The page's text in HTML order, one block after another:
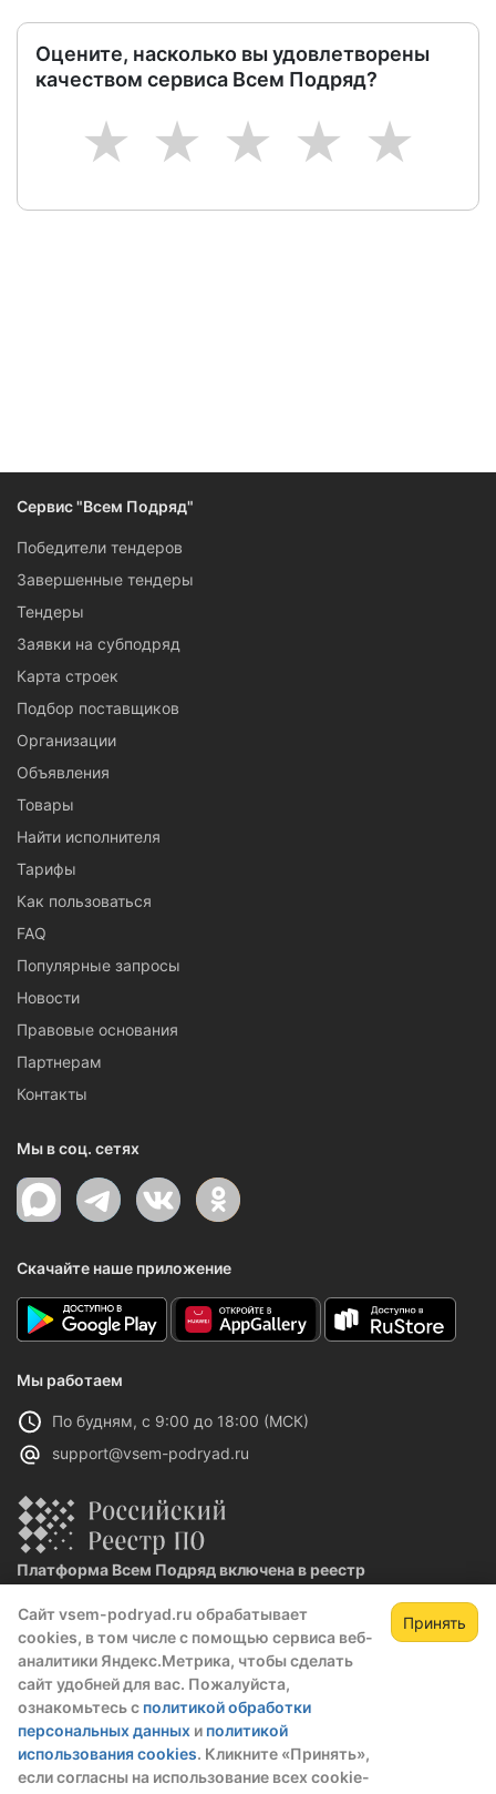
Сайт vsem-podryad.ru обрабатывает
cookies, в том числе с помощью сервиса веб-
аналитики Яндекс.Метрика, чтобы сделать
сайт удобней для вас. Пожалуйста,
ознакомьтесь с политикой обработки
персональных данных и политикой
использования cookies. Кликните «Принять»,
если согласны на использование всех cookie-
Принять
Оцените, насколько вы удовлетворены
качеством сервиса Всем Подряд?
5
4
3
2
1
Сервис "Всем Подряд"
Победители тендеров
Завершенные тендеры
Тендеры
Заявки на субподряд
Карта строек
Подбор поставщиков
Организации
Объявления
Товары
Найти исполнителя
Тарифы
Как пользоваться
FAQ
Популярные запросы
Новости
Правовые основания
Партнерам
Контакты
Мы в соц. сетях
Скачайте наше приложение
Мы работаем
По будням, с 9:00 до 18:00 (МСК)
support@vsem-podryad.ru
Платформа Всем Подряд включена в реестр
Реестровая запись №32021 от 06.02.2026
Политика конфиденциальности
О компании